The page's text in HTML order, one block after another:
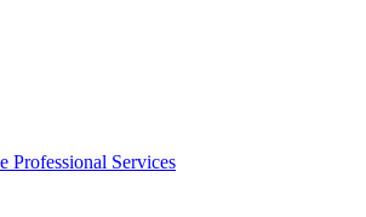
Professional Services